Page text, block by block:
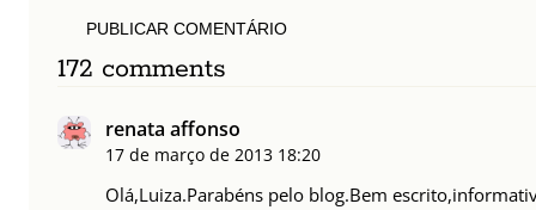
PUBLICAR COMENTÁRIO
172 comments
renata affonso
17 de março de 2013 18:20
Olá,Luiza.Parabéns pelo blog.Bem